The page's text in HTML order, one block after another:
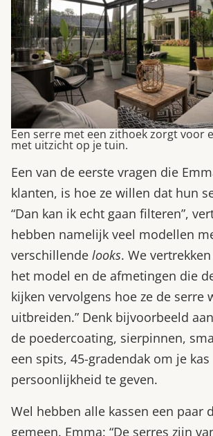
Een serre met een zithoek zorgt voor
met uitzicht op je tuin.
Een van de eerste vragen die
klanten, is hoe ze willen dat hun
“Dan kan ik echt gaan filteren”,
hebben namelijk veel modellen
verschillende looks. We
het model en de afmetingen die
kijken vervolgens hoe ze de serre
uitbreiden.” Denk bijvoorbeeld
de poedercoating, sierpinnen,
een spits, 45-gradendak om je kas
persoonlijkheid te geven.
Wel hebben alle kassen een paar
gemeen. Emma: “De serres zijn